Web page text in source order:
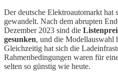
Der deutsche Elektroautomarkt hat
gewandelt. Nach dem abrupten
Dezember 2023 sind die
gesunken, und die Modellauswahl
Gleichzeitig hat sich die
Rahmenbedingungen waren für
selten so günstig wie heute.